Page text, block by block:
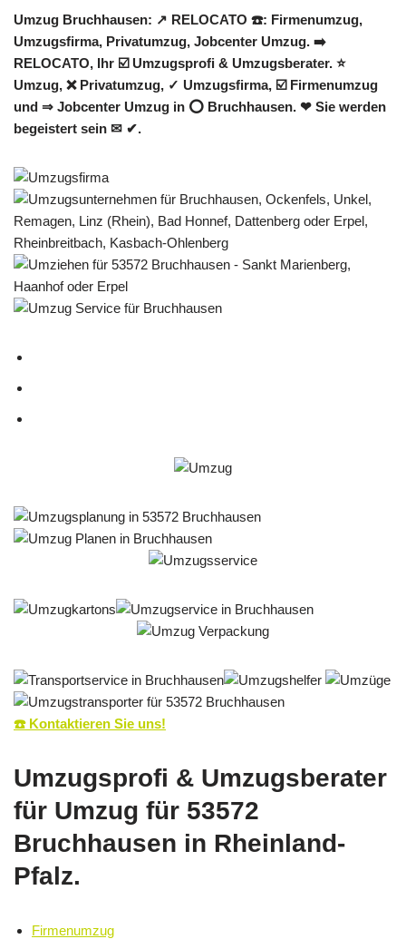
Umzug Bruchhausen: ↗️ RELOCATO ☎️: Firmenumzug,
Umzugsfirma, Privatumzug, Jobcenter Umzug. ➡️
RELOCATO, Ihr ☑️ Umzugsprofi & Umzugsberater. ⭐
Umzug, ❌ Privatumzug, ✓ Umzugsfirma, ☑️ Firmenumzug
und ⇒ Jobcenter Umzug in ⭕ Bruchhausen. ❤ Sie werden
begeistert sein ✉ ✔.
☎️ Kontaktieren Sie uns!
Umzugsprofi & Umzugsberater
für Umzug für 53572
Bruchhausen in Rheinland-
Pfalz.
Firmenumzug